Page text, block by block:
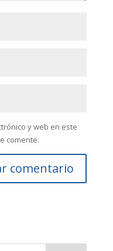
y web en este
comente.